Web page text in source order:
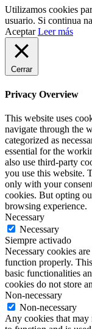
Utilizamos cookies
usuario. Si continua
Aceptar Leer más
Cerrar
Privacy Overview
This website uses
navigate through the
categorized as
essential for the
also use third-party
you use this website.
only with your
cookies. But opting
browsing experience.
Necessary
Necessary
Siempre activado
Necessary cookies
function properly.
basic functionalities
cookies do not store
Non-necessary
Non-necessary
Any cookies that may